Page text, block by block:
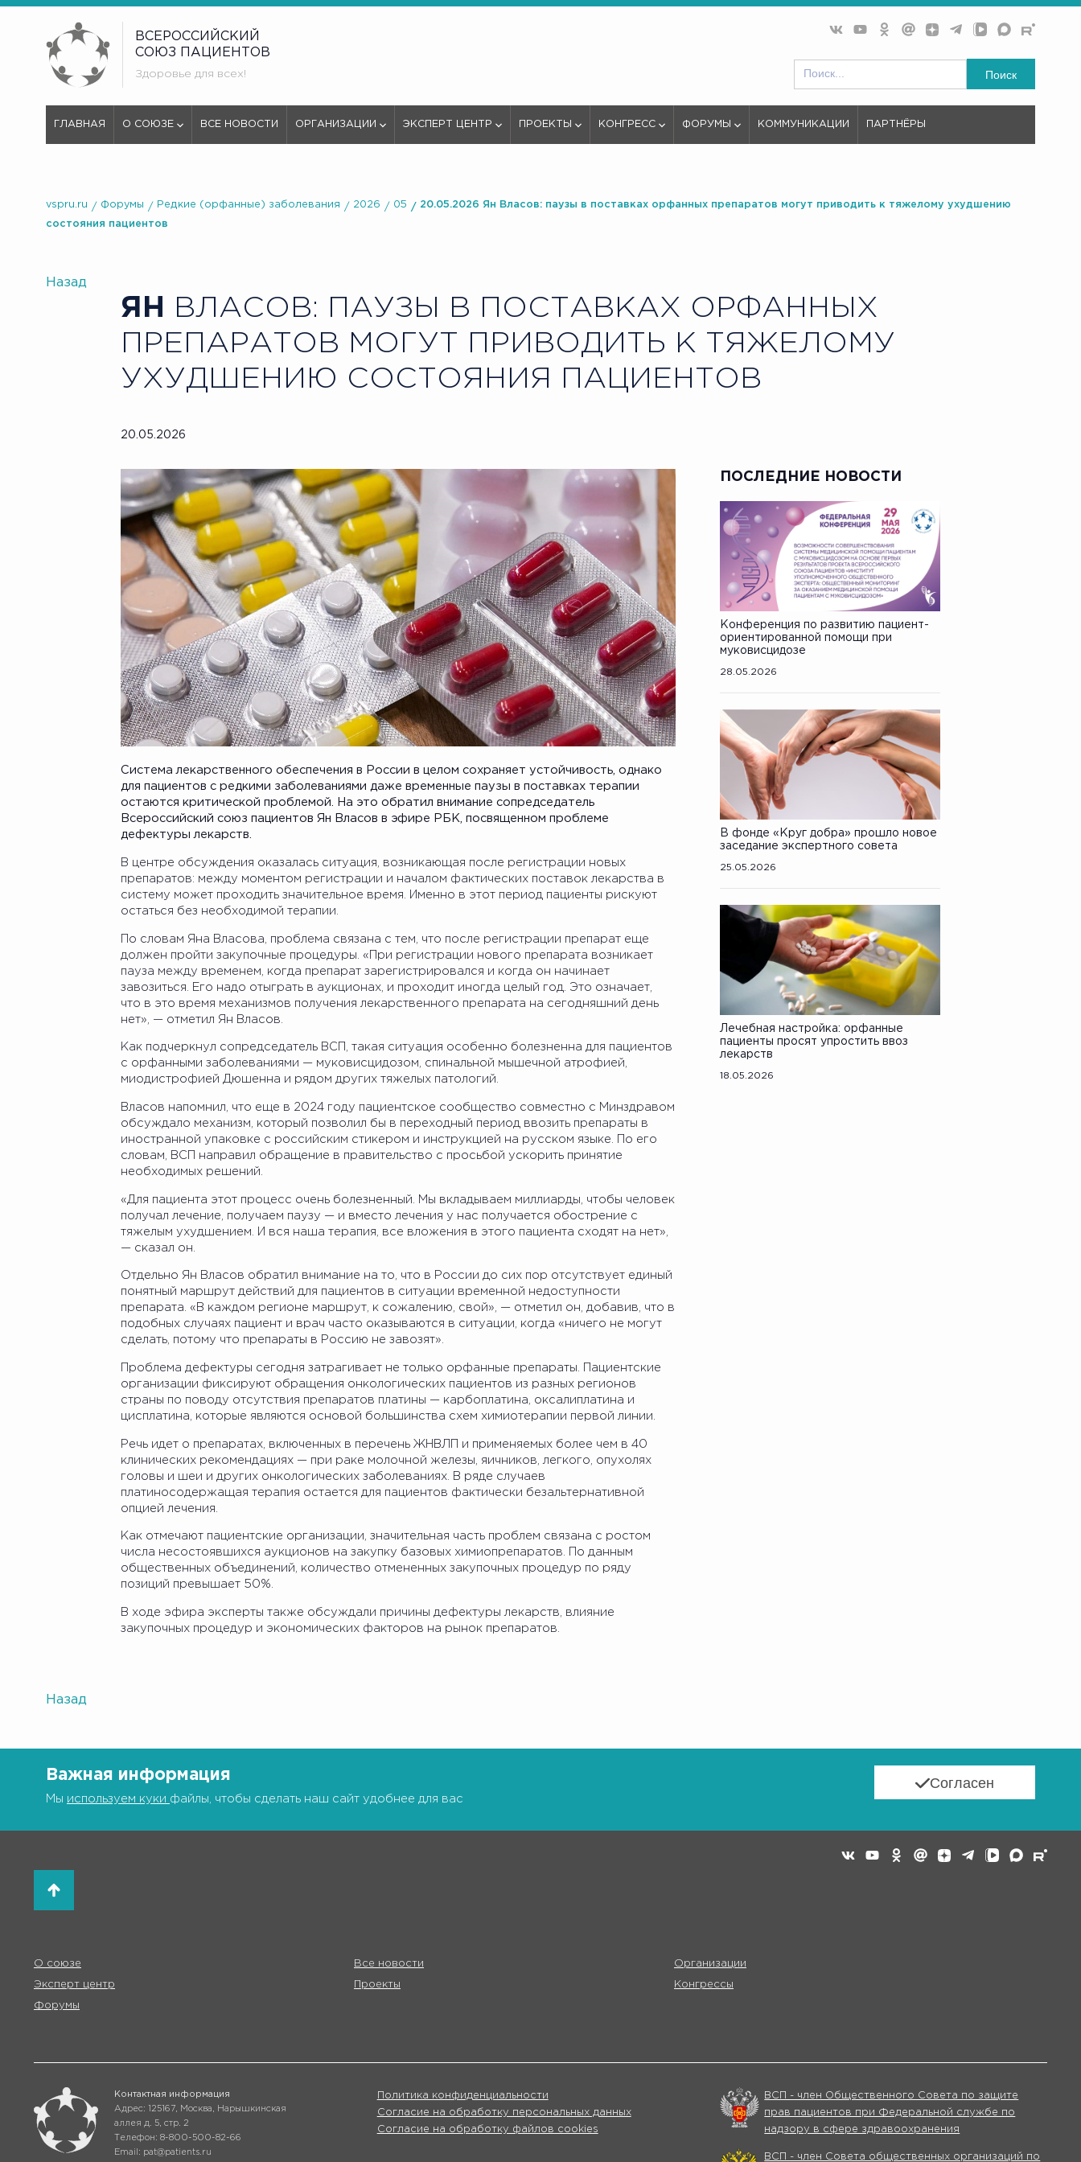
ВСЕРОССИЙСКИЙ
СОЮЗ ПАЦИЕНТОВ
Здоровье для всех! Поиск
ГЛАВНАЯ О СОЮЗЕ ВСЕ НОВОСТИ ОРГАНИЗАЦИИ ЭКСПЕРТ ЦЕНТР ПРОЕКТЫ КОНГРЕСС ФОРУМЫ КОММУНИКАЦИИ ПАРТНЁРЫ
vspru.ru Форумы Редкие (орфанные) заболевания 2026 05 20.05.2026 Ян Власов: паузы в поставках орфанных препаратов могут приводить к тяжелому ухудшению
состояния пациентов
Назад
ЯН
ВЛАСОВ: ПАУЗЫ В ПОСТАВКАХ ОРФАННЫХ
ПРЕПАРАТОВ МОГУТ ПРИВОДИТЬ К ТЯЖЕЛОМУ
УХУДШЕНИЮ СОСТОЯНИЯ ПАЦИЕНТОВ
20.05.2026
Система лекарственного обеспечения в России в целом сохраняет устойчивость, однако
для пациентов с редкими заболеваниями даже временные паузы в поставках терапии
остаются критической проблемой. На это обратил внимание сопредседатель
Всероссийский союз пациентов Ян Власов в эфире РБК, посвященном проблеме
дефектуры лекарств.
В центре обсуждения оказалась ситуация, возникающая после регистрации новых
препаратов: между моментом регистрации и началом фактических поставок лекарства в
систему может проходить значительное время. Именно в этот период пациенты рискуют
остаться без необходимой терапии.
По словам Яна Власова, проблема связана с тем, что после регистрации препарат еще
должен пройти закупочные процедуры. «При регистрации нового препарата возникает
пауза между временем, когда препарат зарегистрировался и когда он начинает
завозиться. Его надо отыграть в аукционах, и проходит иногда целый год. Это означает,
что в это время механизмов получения лекарственного препарата на сегодняшний день
нет», — отметил Ян Власов.
Как подчеркнул сопредседатель ВСП, такая ситуация особенно болезненна для пациентов
с орфанными заболеваниями — муковисцидозом, спинальной мышечной атрофией,
миодистрофией Дюшенна и рядом других тяжелых патологий.
Власов напомнил, что еще в 2024 году пациентское сообщество совместно с Минздравом
обсуждало механизм, который позволил бы в переходный период ввозить препараты в
иностранной упаковке с российским стикером и инструкцией на русском языке. По его
словам, ВСП направил обращение в правительство с просьбой ускорить принятие
необходимых решений.
«Для пациента этот процесс очень болезненный. Мы вкладываем миллиарды, чтобы человек
получал лечение, получаем паузу — и вместо лечения у нас получается обострение с
тяжелым ухудшением. И вся наша терапия, все вложения в этого пациента сходят на нет»,
— сказал он.
Отдельно Ян Власов обратил внимание на то, что в России до сих пор отсутствует единый
понятный маршрут действий для пациентов в ситуации временной недоступности
препарата. «В каждом регионе маршрут, к сожалению, свой», — отметил он, добавив, что в
подобных случаях пациент и врач часто оказываются в ситуации, когда «ничего не могут
сделать, потому что препараты в Россию не завозят».
Проблема дефектуры сегодня затрагивает не только орфанные препараты. Пациентские
организации фиксируют обращения онкологических пациентов из разных регионов
страны по поводу отсутствия препаратов платины — карбоплатина, оксалиплатина и
цисплатина, которые являются основой большинства схем химиотерапии первой линии.
Речь идет о препаратах, включенных в перечень ЖНВЛП и применяемых более чем в 40
клинических рекомендациях — при раке молочной железы, яичников, легкого, опухолях
головы и шеи и других онкологических заболеваниях. В ряде случаев
платиносодержащая терапия остается для пациентов фактически безальтернативной
опцией лечения.
Как отмечают пациентские организации, значительная часть проблем связана с ростом
числа несостоявшихся аукционов на закупку базовых химиопрепаратов. По данным
общественных объединений, количество отмененных закупочных процедур по ряду
позиций превышает 50%.
В ходе эфира эксперты также обсуждали причины дефектуры лекарств, влияние
закупочных процедур и экономических факторов на рынок препаратов.
ПОСЛЕДНИЕ НОВОСТИ
Конференция по развитию пациент-
ориентированной помощи при
муковисцидозе
28.05.2026
В фонде «Круг добра» прошло новое
заседание экспертного совета
25.05.2026
Лечебная настройка: орфанные
пациенты просят упростить ввоз
лекарств
18.05.2026
Назад
Важная информация
Мы используем куки файлы, чтобы сделать наш сайт удобнее для вас
Согласен
О союзе Все новости Организации
Эксперт центр Проекты Конгрессы
Форумы
Контактная информация
Адрес: 125167, Москва, Нарышкинская
аллея д. 5, стр. 2
Телефон: 8-800-500-82-66
Email: pat@patients.ru
Политика конфиденциальности
Согласие на обработку персональных данных
Согласие на обработку файлов cookies
ВСП - член Общественного Совета по защите
прав пациентов при Федеральной службе по
надзору в сфере здравоохранения
ВСП - член Совета общественных организаций по